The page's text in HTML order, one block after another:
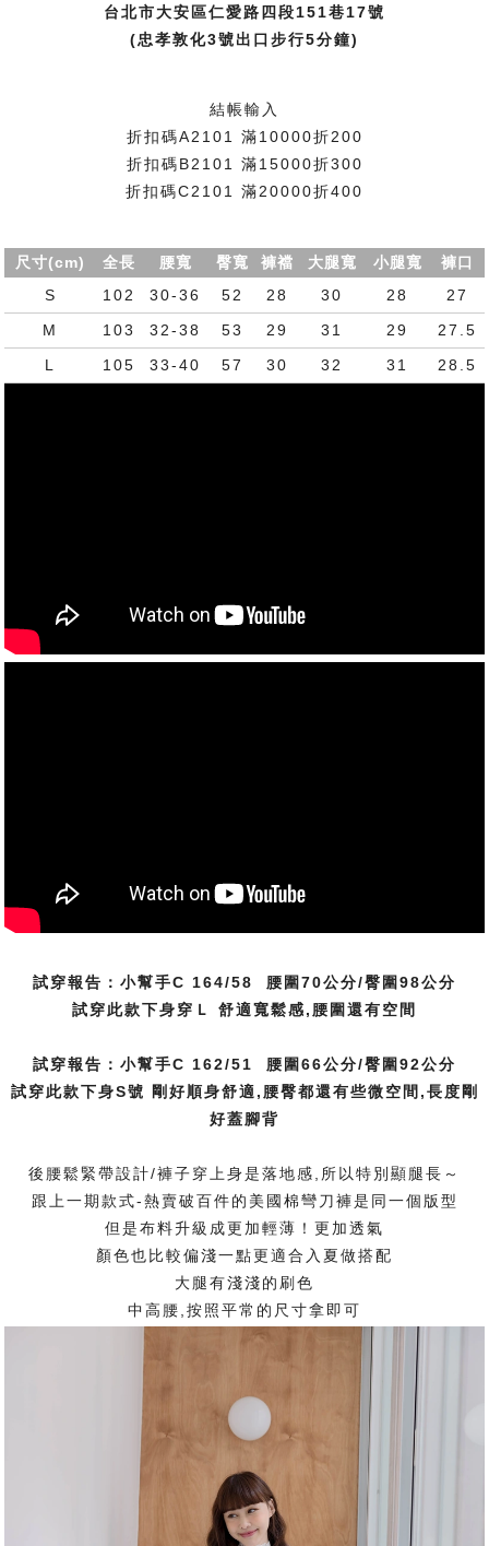
台北市大安區仁愛路四段151巷17號
(忠孝敦化3號出口步行5分鐘)
結帳輸入
折扣碼A2101 滿10000折200
折扣碼B2101 滿15000折300
折扣碼C2101 滿20000折400
尺寸(cm) 全長 腰寬 臀寬 褲襠 大腿寬 小腿寬
褲口
S
102 30-36 52 28 30 28
27
M
103 32-38 53 29 31 29
27.5
L
105 33-40 57 30 32 31 28.5
試穿報告：小幫手C 164/58 腰圍70公分/臀圍98公分
試穿此款下身穿Ｌ 舒適寬鬆感,腰圍還有空間
試穿報告：小幫手C 162/51 腰圍66公分/臀圍92公分
試穿此款下身S號 剛好順身舒適,腰臀都還有些微空間,長度剛
好蓋腳背
後腰鬆緊帶設計/褲子穿上身是落地感,所以特別顯腿長～
跟上一期款式-熱賣破百件的美國棉彎刀褲是同一個版型
但是布料升級成更加輕薄！更加透氣
顏色也比較偏淺一點更適合入夏做搭配
大腿有淺淺的刷色
中高腰,按照平常的尺寸拿即可